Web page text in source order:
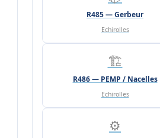
R485 — Gerbeur
Echirolles
🏗️
R486 — PEMP / Nacelles
Echirolles
⚙️